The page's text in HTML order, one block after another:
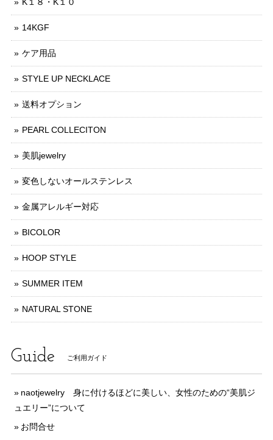
14KGF
ケア用品
STYLE UP NECKLACE
送料オプション
PEARL COLLECITON
美肌jewelry
変色しないオールステンレス
金属アレルギー対応
BICOLOR
HOOP STYLE
SUMMER ITEM
NATURAL STONE
Guide ご利用ガイド
naotjewelry 身に付けるほどに美しい、女性のための“美肌ジ
ュエリー”について
お問合せ